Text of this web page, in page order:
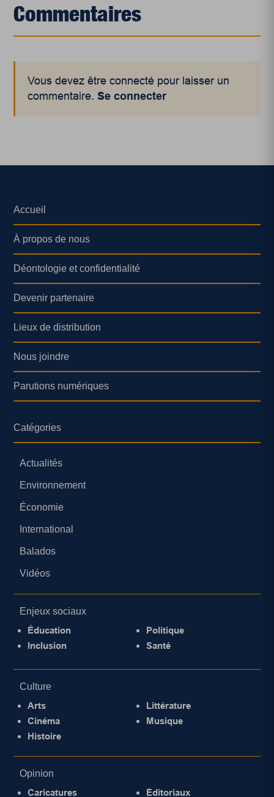
Commentaires
Vous devez être connecté pour laisser un
commentaire.Se connecter
Accueil
À propos de nous
Déontologie et confidentialité
Devenir partenaire
Lieux de distribution
Nous joindre
Parutions numériques
Catégories
Actualités
Environnement
Économie
International
Balados
Vidéos
Enjeux sociaux
Éducation
Inclusion
Politique
Santé
Culture
Arts
Cinéma
Histoire
Littérature
Musique
Opinion
Caricatures
Éditoriaux